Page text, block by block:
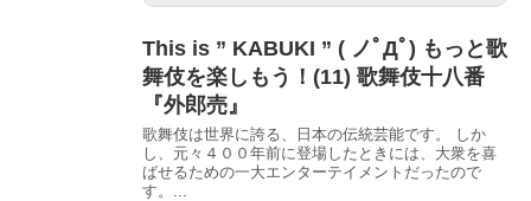
This is ” KABUKI ” ( ノﾟДﾟ) もっと歌
舞伎を楽しもう！(11) 歌舞伎十八番
『外郎売』
歌舞伎は世界に誇る、日本の伝統芸能です。 しか
し、元々４００年前に登場したときには、大衆を喜
ばせるための一大エンターテイメントだったので
す。...